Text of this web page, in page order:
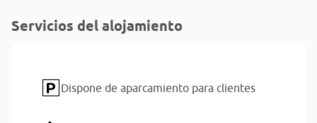
Servicios del alojamiento
Dispone de aparcamiento para clientes